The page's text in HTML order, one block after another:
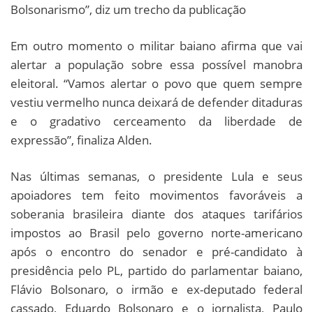
Bolsonarismo”, diz um trecho da publicação
Em outro momento o militar baiano afirma que vai
alertar a população sobre essa possível manobra
eleitoral. “Vamos alertar o povo que quem sempre
vestiu vermelho nunca deixará de defender ditaduras
e o gradativo cerceamento da liberdade de
expressão”, finaliza Alden.
Nas últimas semanas, o presidente Lula e seus
apoiadores tem feito movimentos favoráveis a
soberania brasileira diante dos ataques tarifários
impostos ao Brasil pelo governo norte-americano
após o encontro do senador e pré-candidato à
presidência pelo PL, partido do parlamentar baiano,
Flávio Bolsonaro, o irmão e ex-deputado federal
cassado, Eduardo Bolsonaro e o jornalista, Paulo